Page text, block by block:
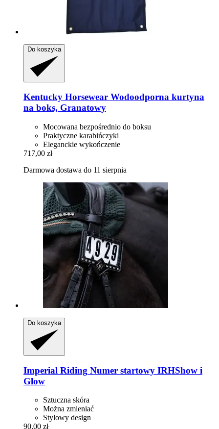
Do koszyka
Kentucky Horsewear Wodoodporna kurtyna
na boks, Granatowy
Mocowana bezpośrednio do boksu
Praktyczne karabińczyki
Eleganckie wykończenie
717,00 zł
Darmowa dostawa do 11 sierpnia
Do koszyka
Imperial Riding Numer startowy IRHShow i
Glow
Sztuczna skóra
Można zmieniać
Stylowy design
90,00 zł